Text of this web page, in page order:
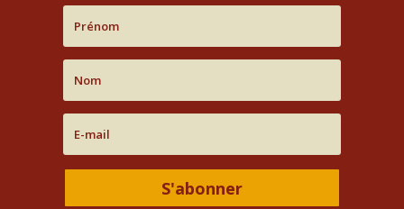
S'abonner